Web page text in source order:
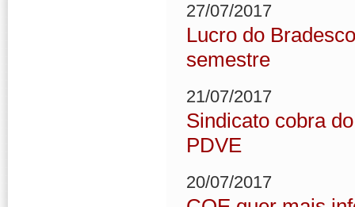
27/07/2017
Lucro do
semestre
21/07/2017
Sindicato cobra
PDVE
20/07/2017